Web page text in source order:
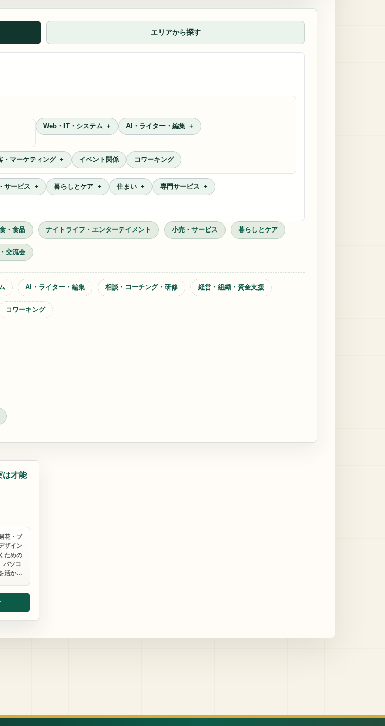
エリアから探す
Web・IT・システム AI・ライター・編集
・マーケティング イベント関係 コワーキング
サービス 暮らしとケア 住まい 専門サービス
・食品 ナイトライフ・エンターテイメント 小売・サービス 暮らしとケア
交流会
AI・ライター・編集 相談・コーチング・研修 経営・組織・資金支援
コワーキング
は才能
花・ブ
ザイン
ための
パソコ
活か…